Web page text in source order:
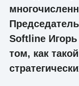
Softline Игорь
том, как